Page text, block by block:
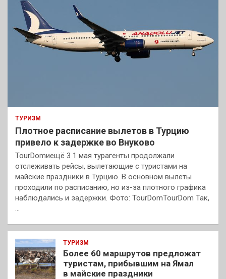
ТУРИЗМ
Плотное расписание вылетов в Турцию
привело к задержке во Внуково
TourDomиещё 3 1 мая турагенты продолжали
отслеживать рейсы, вылетающие с туристами на
майские праздники в Турцию. В основном вылеты
проходили по расписанию, но из-за плотного графика
наблюдались и задержки. Фото: TourDomTourDom Так,
…
ТУРИЗМ
Более 60 маршрутов предложат
туристам, прибывшим на Ямал
в майские праздники